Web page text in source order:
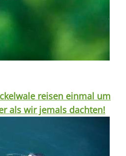
reisen einmal um
als wir jemals dachten!